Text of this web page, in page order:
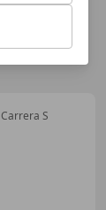
Carrera S